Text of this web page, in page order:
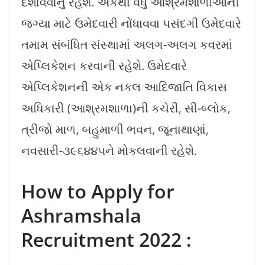
જગ્યા માટે ઉમેદવારી નોંધાવવા પસંદગી ઉમેદવારે
તમામ સંબંધિત સંસ્થામાં અલગ-અલગ કવરમાં
એપ્લિકેશન કરવાની રહેશે. ઉમેદવારે
એપ્લિકેશનની એક નકલ આદિજાતિ વિકાસ
અધિકારી (આશ્રમશાળા)ની કચેરી, સી-બ્લોક,
ત્રીજો માળ, બહુમાળી ભવન, જૂનાથાણાં,
નવસારી-૩૯૬૪૪૫ને મોકલવાની રહેશે.
How to Apply for
Ashramshala
Recruitment 2022 :